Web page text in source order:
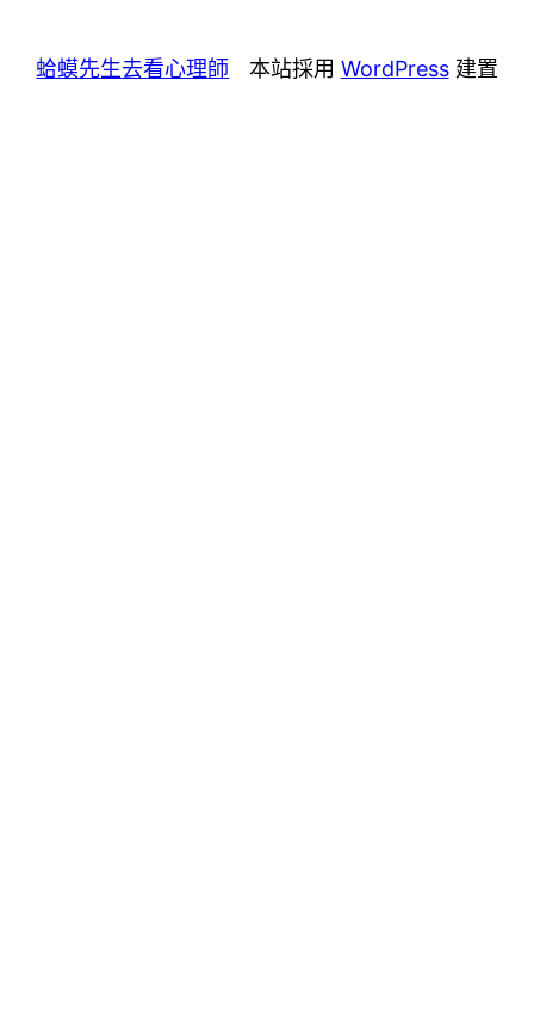
蛤蟆先生去看心理師 本站採用 WordPress建置